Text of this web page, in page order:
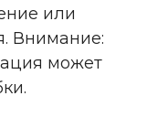
или
Внимание:
может